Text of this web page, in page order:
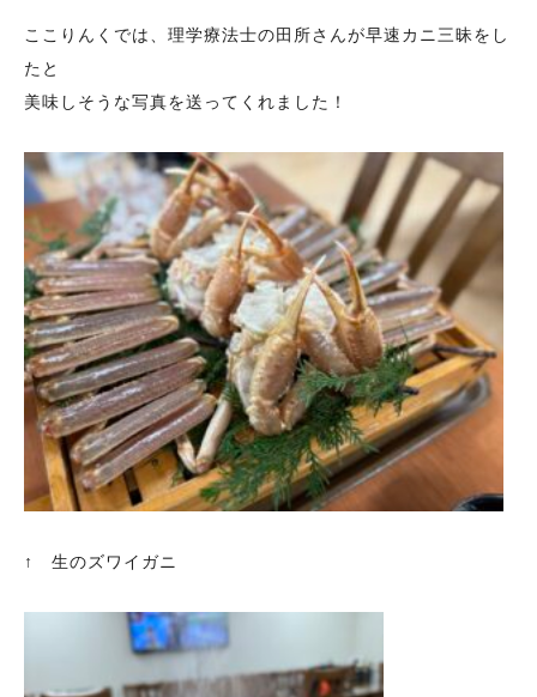
ここりんくでは、理学療法士の田所さんが早速カニ三昧をし
たと
美味しそうな写真を送ってくれました！
↑ 生のズワイガニ